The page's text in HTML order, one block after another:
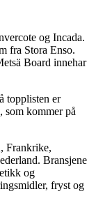
og Incada.
fra Stora Enso.
Board innehar
topplisten er
som kommer på
Frankrike,
Bransjene
og
fryst og